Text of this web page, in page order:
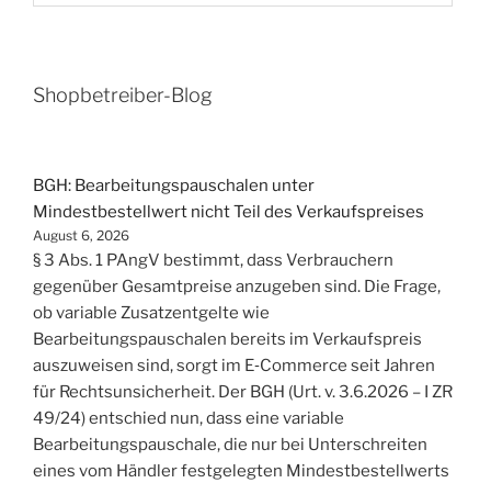
Shopbetreiber-Blog
BGH: Bearbeitungspauschalen unter
Mindestbestellwert nicht Teil des Verkaufspreises
August 6, 2026
§ 3 Abs. 1 PAngV bestimmt, dass Verbrauchern
gegenüber Gesamtpreise anzugeben sind. Die Frage,
ob variable Zusatzentgelte wie
Bearbeitungspauschalen bereits im Verkaufspreis
auszuweisen sind, sorgt im E‑Commerce seit Jahren
für Rechtsunsicherheit. Der BGH (Urt. v. 3.6.2026 – I ZR
49/24) entschied nun, dass eine variable
Bearbeitungspauschale, die nur bei Unterschreiten
eines vom Händler festgelegten Mindestbestellwerts